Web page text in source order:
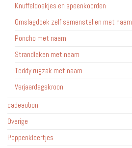
Knuffeldoekjes en speenkoorden
Omslagdoek zelf samenstellen met naam
Poncho met naam
Strandlaken met naam
Teddy rugzak met naam
Verjaardagskroon
cadeaubon
Overige
Poppenkleertjes